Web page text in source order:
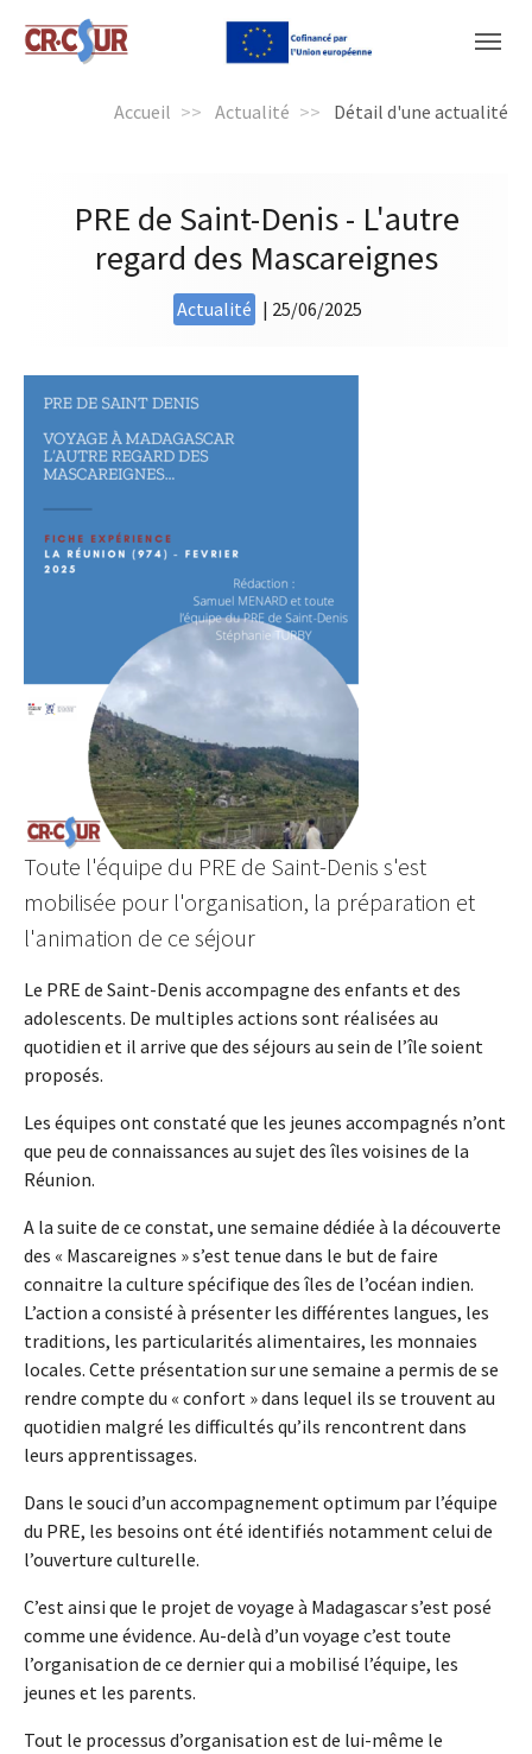
Accueil Actualité Détail d'une actualité
PRE de Saint-Denis - L'autre
regard des Mascareignes
Actualité | 25/06/2025
Toute l'équipe du PRE de Saint-Denis s'est
mobilisée pour l'organisation, la préparation et
l'animation de ce séjour
Le PRE de Saint-Denis accompagne des enfants et des
adolescents. De multiples actions sont réalisées au
quotidien et il arrive que des séjours au sein de l’île soient
proposés.
Les équipes ont constaté que les jeunes accompagnés n’ont
que peu de connaissances au sujet des îles voisines de la
Réunion.
A la suite de ce constat, une semaine dédiée à la découverte
des « Mascareignes » s’est tenue dans le but de faire
connaitre la culture spécifique des îles de l’océan indien.
L’action a consisté à présenter les différentes langues, les
traditions, les particularités alimentaires, les monnaies
locales. Cette présentation sur une semaine a permis de se
rendre compte du « confort » dans lequel ils se trouvent au
quotidien malgré les difficultés qu’ils rencontrent dans
leurs apprentissages.
Dans le souci d’un accompagnement optimum par l’équipe
du PRE, les besoins ont été identifiés notamment celui de
l’ouverture culturelle.
C’est ainsi que le projet de voyage à Madagascar s’est posé
comme une évidence. Au-delà d’un voyage c’est toute
l’organisation de ce dernier qui a mobilisé l’équipe, les
jeunes et les parents.
Tout le processus d’organisation est de lui-même le
Panneau de gestion des cookies